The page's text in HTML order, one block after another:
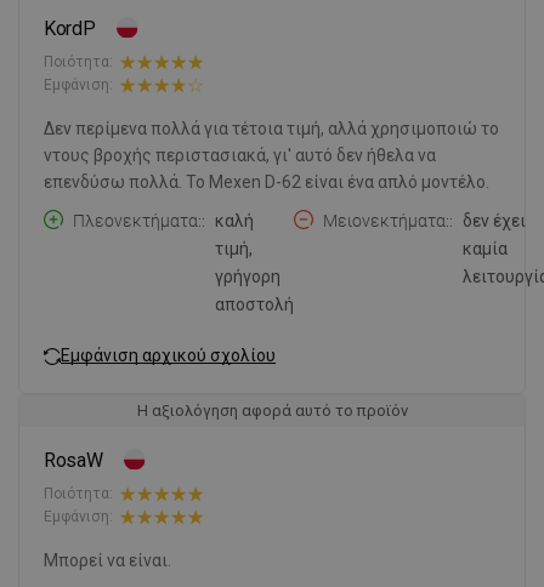
KordP
Ποιότητα:
Εμφάνιση:
Δεν περίμενα πολλά για τέτοια τιμή, αλλά χρησιμοποιώ το
ντους βροχής περιστασιακά, γι' αυτό δεν ήθελα να
επενδύσω πολλά. Το Mexen D-62 είναι ένα απλό μοντέλο.
Πλεονεκτήματα:
καλή
τιμή,
γρήγορη
αποστολή
Μειονεκτήματα:
δεν έχει
καμία
Εμφάνιση αρχικού σχολίου
Η αξιολόγηση αφορά αυτό το προϊόν
RosaW
Ποιότητα:
Εμφάνιση:
Μπορεί να είναι.